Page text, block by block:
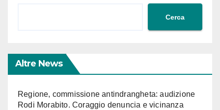
Cerca
Altre News
Regione, commissione antindrangheta: audizione
Rodi Morabito. Coraggio denuncia e vicinanza